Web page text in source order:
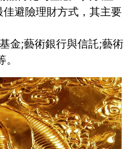
避險理財方式，其主要
金;藝術銀行與信託;藝術